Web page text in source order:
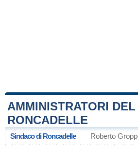
AMMINISTRATORI
RONCADELLE
Sindaco di Roncadelle Roberto